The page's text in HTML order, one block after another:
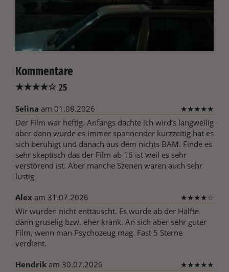
Kommentare
★★★★☆ 25
Selina am 01.08.2026 ★★★★★
Der Film war heftig. Anfangs dachte ich wird’s langweilig
aber dann wurde es immer spannender kurzzeitig hat es
sich beruhigt und danach aus dem nichts BAM. Finde es
sehr skeptisch das der Film ab 16 ist weil es sehr
verstörend ist. Aber manche Szenen waren auch sehr
lustig
Alex am 31.07.2026 ★★★★☆
Wir wurden nicht enttäuscht. Es wurde ab der Hälfte
dann gruselig bzw. eher krank. An sich aber sehr guter
Film, wenn man Psychozeug mag. Fast 5 Sterne
verdient.
Hendrik am 30.07.2026 ★★★★★